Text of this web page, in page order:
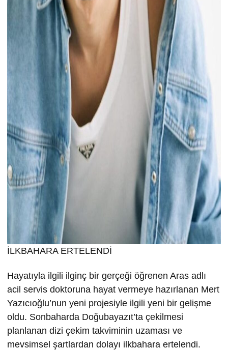
İLKBAHARA ERTELENDİ
Hayatıyla ilgili ilginç bir gerçeği öğrenen Aras adlı
acil servis doktoruna hayat vermeye hazırlanan Mert
Yazıcıoğlu’nun yeni projesiyle ilgili yeni bir gelişme
oldu. Sonbaharda Doğubayazıt’ta çekilmesi
planlanan dizi çekim takviminin uzaması ve
mevsimsel şartlardan dolayı ilkbahara ertelendi.